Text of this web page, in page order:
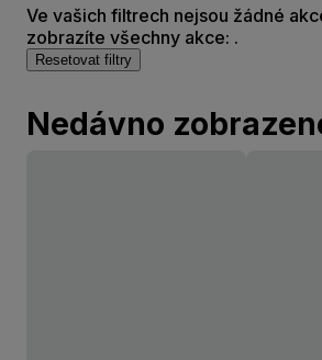
Ve vašich filtrech nejsou žádné
zobrazíte všechny akce: .
Resetovat filtry
Nedávno